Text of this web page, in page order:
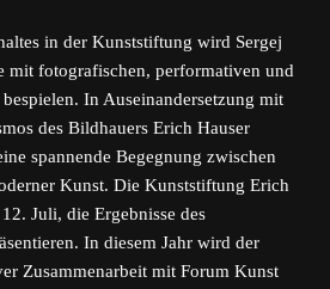
in der Kunststiftung wird Sergej
mit fotografischen, performativen und
In Auseinandersetzung mit
des Bildhauers Erich Hauser
spannende Begegnung zwischen
Kunst. Die Kunststiftung Erich
Juli, die Ergebnisse des
In diesem Jahr wird der
Zusammenarbeit mit Forum Kunst